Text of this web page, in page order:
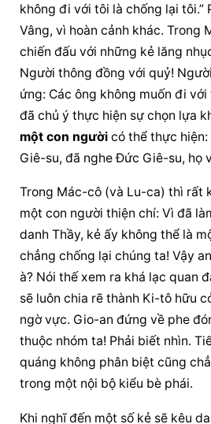
không đi với tôi là chống lại tôi.”
Vâng, vì hoàn cảnh khác. Trong
chiến đấu với những kẻ lăng
Người thông đồng với quỷ!
ứng: Các ông không muốn đi
một con người có thể thực
Giê-su, đã nghe Đức Giê-su, họ
một con người thiện chí: Vì đã
danh Thầy, kẻ ấy không thể là
chẳng chống lại chúng ta! Vậy
à? Nói thế xem ra khá lạc quan
sẽ luôn chia rẽ thành Ki-tô hữu
ngờ vực. Gio-an đứng về phe
thuộc nhóm ta! Phải biết nhìn.
quáng không phân biệt cũng
trong một nội bộ kiểu bè phái.
Khi nghĩ đến một số kẻ sẽ kêu